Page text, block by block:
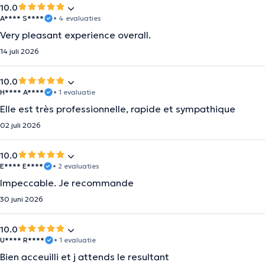
10.0
A**** S**** • 4 evaluaties
Very pleasant experience overall.
14 juli 2026
10.0
H**** A**** • 1 evaluatie
Elle est très professionnelle, rapide et sympathique
02 juli 2026
10.0
E**** E**** • 2 evaluaties
Impeccable. Je recommande
30 juni 2026
10.0
U**** R**** • 1 evaluatie
Bien acceuilli et j attends le resultant